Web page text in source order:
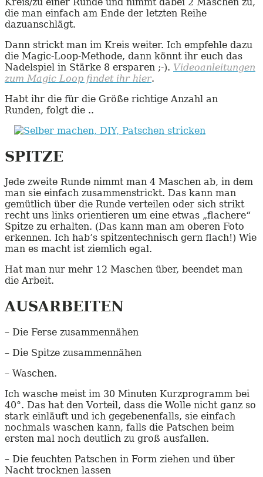
die man einfach am Ende der letzten Reihe
dazuanschlägt.
Dann strickt man im Kreis weiter. Ich empfehle dazu
die Magic-Loop-Methode, dann könnt ihr euch das
Nadelspiel in Stärke 8 ersparen ;-). Videoanleitungen
zum Magic Loop findet ihr hier.
Habt ihr die für die Größe richtige Anzahl an
Runden, folgt die ..
SPITZE
Jede zweite Runde nimmt man 4 Maschen ab, in dem
man sie einfach zusammenstrickt. Das kann man
gemütlich über die Runde verteilen oder sich strikt
recht uns links orientieren um eine etwas „flachere“
Spitze zu erhalten. (Das kann man am oberen Foto
erkennen. Ich hab’s spitzentechnisch gern flach!) Wie
man es macht ist ziemlich egal.
Hat man nur mehr 12 Maschen über, beendet man
die Arbeit.
AUSARBEITEN
– Die Ferse zusammennähen
– Die Spitze zusammennähen
– Waschen.
Ich wasche meist im 30 Minuten Kurzprogramm bei
40°. Das hat den Vorteil, dass die Wolle nicht ganz so
stark einläuft und ich gegebenenfalls, sie einfach
nochmals waschen kann, falls die Patschen beim
ersten mal noch deutlich zu groß ausfallen.
– Die feuchten Patschen in Form ziehen und über
Nacht trocknen lassen